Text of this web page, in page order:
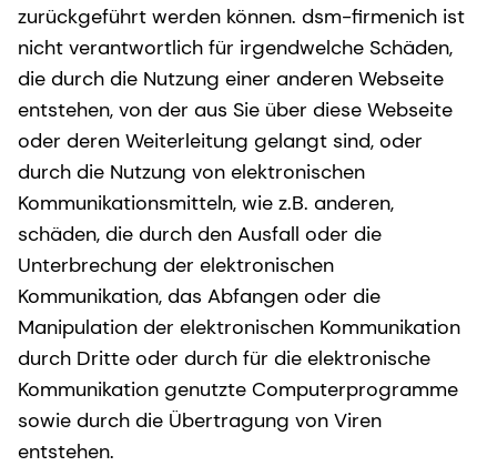
zurückgeführt werden können. dsm-firmenich ist
nicht verantwortlich für irgendwelche Schäden,
die durch die Nutzung einer anderen Webseite
entstehen, von der aus Sie über diese Webseite
oder deren Weiterleitung gelangt sind, oder
durch die Nutzung von elektronischen
Kommunikationsmitteln, wie z.B. anderen,
schäden, die durch den Ausfall oder die
Unterbrechung der elektronischen
Kommunikation, das Abfangen oder die
Manipulation der elektronischen Kommunikation
durch Dritte oder durch für die elektronische
Kommunikation genutzte Computerprogramme
sowie durch die Übertragung von Viren
entstehen.